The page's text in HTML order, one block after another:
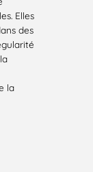
Elles
des
la